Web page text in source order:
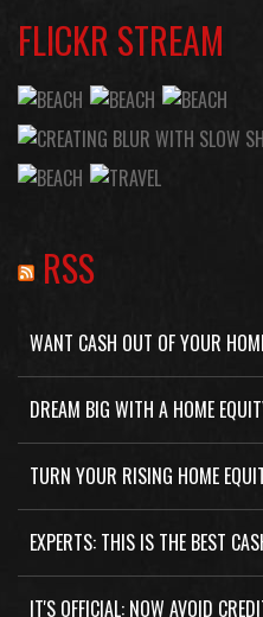
FLICKR STREAM
RSS
WANT CASH OUT OF YOUR
DREAM BIG WITH A HOME
TURN YOUR RISING HOME
EXPERTS: THIS IS THE BEST
IT'S OFFICIAL: NOW AVOID